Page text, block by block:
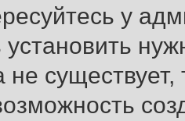
у
установить
не